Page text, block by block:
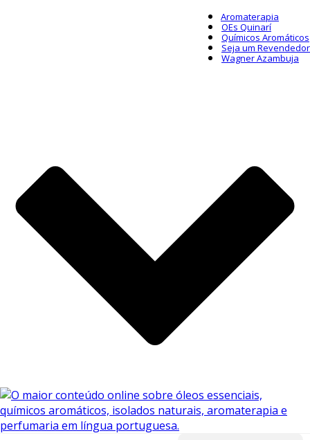
Aromaterapia
OEs Quinarí
Químicos Aromáticos
Seja um Revendedor
Wagner Azambuja